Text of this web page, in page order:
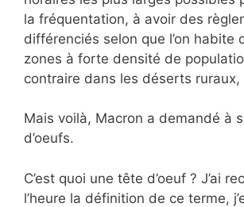
la fréquentation, à avoir des
différenciés selon que l’on habite
zones à forte densité de
contraire dans les déserts
Mais voilà, Macron a demandé à
d’oeufs.
C’est quoi une tête d’oeuf ? J’ai
l’heure la définition de ce terme,